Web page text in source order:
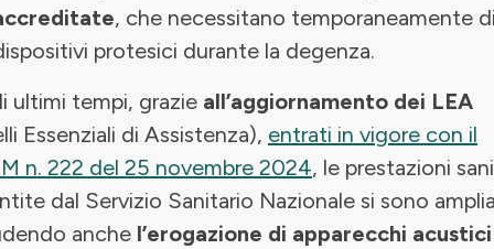
, che necessitano temporaneamente di
protesici durante la degenza.
ultimi tempi, grazie all’aggiornamento dei LEA
Essenziali di Assistenza), entrati in vigore con il
n. 222 del 25 novembre 2024, le prestazioni
dal Servizio Sanitario Nazionale si sono
anche l’erogazione di apparecchi